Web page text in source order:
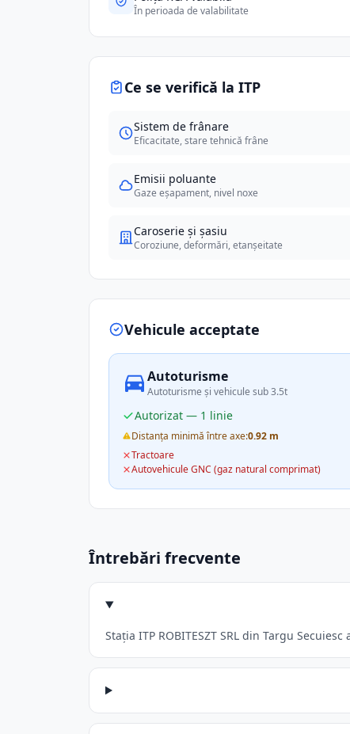
În perioada de valabilitate
Ce se verifică la ITP
Sistem de frânare
Eficacitate, stare tehnică frâne
Emisii poluante
Gaze eșapament, nivel noxe
Caroserie și șasiu
Coroziune, deformări, etanșeitate
Vehicule acceptate
Autoturisme
Autoturisme și vehicule sub 3.5t
Autorizat — 1 linie
Distanța minimă între axe:0.92 m
Tractoare
Autovehicule GNC (gaz natural comprimat)
Întrebări frecvente
Stația ITP ROBITESZT SRL din Targu